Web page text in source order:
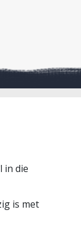
in die
is met